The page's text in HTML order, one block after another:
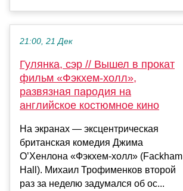
21:00, 21 Дек
Гулянка, сэр // Вышел в прокат
фильм «Фэкхем-холл»,
развязная пародия на
английское костюмное кино
На экранах — эксцентрическая
британская комедия Джима
О’Хенлона «Фэкхем-холл» (Fackham
Hall). Михаил Трофименков второй
раз за неделю задумался об ос...